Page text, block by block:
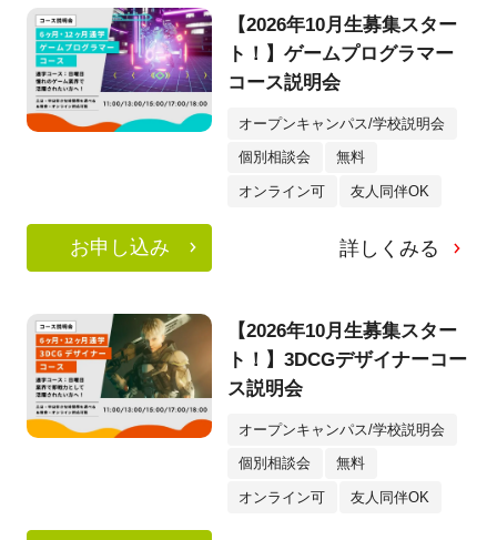
【2026年10月生募集スター
ト！】ゲームプログラマー
コース説明会
オープンキャンパス/学校説明会
個別相談会 無料
オンライン可 友人同伴OK
お申し込み 詳しくみる
【2026年10月生募集スター
ト！】3DCGデザイナーコー
ス説明会
オープンキャンパス/学校説明会
個別相談会 無料
オンライン可 友人同伴OK